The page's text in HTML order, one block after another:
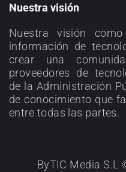
Nuestra visión
Nuestra visión
información de
crear una
proveedores de
de la Administración
de conocimiento que
entre todas las partes.
ByTIC Media S.L